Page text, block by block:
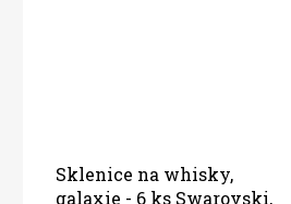
Sklenice na whisky,
galaxie - 6 ks Swarovski,